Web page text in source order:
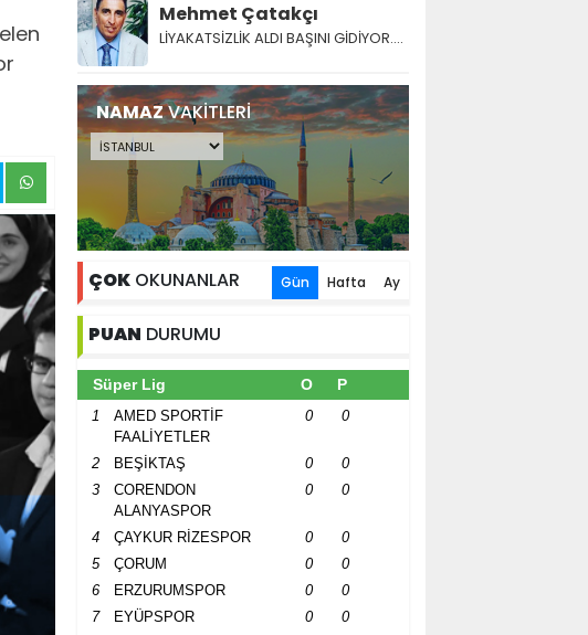
Mehmet Çatakçı
LİYAKATSİZLİK ALDI BAŞINI GİDİYOR....
NAMAZVAKİTLERİ
ÇOK OKUNANLAR Gün Hafta Ay
PUAN DURUMU
Süper Lig O P
1
AMED SPORTİF
FAALİYETLER
0 0
2 BEŞİKTAŞ 0
0
3
CORENDON
ALANYASPOR
0 0
4 ÇAYKUR RİZESPOR 0
0
5
ÇORUM 0
0
6
ERZURUMSPOR 0
0
7
EYÜPSPOR 0
0